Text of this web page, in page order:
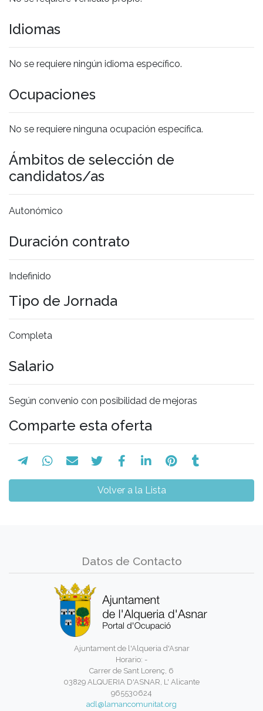
Idiomas
No se requiere ningún idioma específico.
Ocupaciones
No se requiere ninguna ocupación específica.
Ámbitos de selección de
candidatos/as
Autonómico
Duración contrato
Indefinido
Tipo de Jornada
Completa
Salario
Según convenio con posibilidad de mejoras
Comparte esta oferta
Volver a la Lista
Datos de Contacto
Ajuntament de l'Alqueria d'Asnar
Horario: -
Carrer de Sant Lorenç, 6
03829 ALQUERIA D'ASNAR, L' Alicante
965530624
adl@lamancomunitat.org